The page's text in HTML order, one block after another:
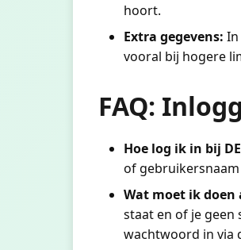
hoort.
Extra gegevens: In
vooral bij hogere
FAQ:
Hoe log ik in bij
of
Wat moet ik doen
staat en of je geen
wachtwoord in via